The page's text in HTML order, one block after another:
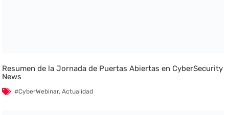
Resumen de la Jornada de Puertas Abiertas en CyberSecurity
News
#CyberWebinar,Actualidad